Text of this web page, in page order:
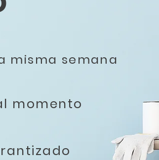
misma semana
momento